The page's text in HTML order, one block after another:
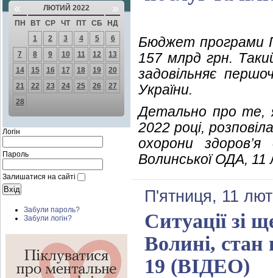
« ЛЮТИЙ 2022 »
ПН ВТ СР ЧТ ПТ СБ
НД
1
2 3 4 5
6
7
8 9 10 11 12
13
14
15 16 17 18 19
20
21
22 23 24 25 26
27
28
Логін
Пароль
Залишатися на сайті
Забули пароль?
Забули логін?
Бюджет програми
157 млрд грн.
задовільняє
України.
Детально про те,
2022 році,
охорони здоров’я
Волинської ОДА,
П'ятниця, 11
Ситуації зі
Волині, стан
19 (ВІДЕО)